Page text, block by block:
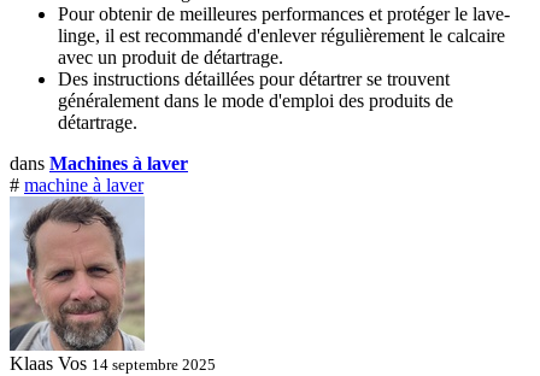
Pour obtenir de meilleures performances et protéger le lave-
linge, il est recommandé d'enlever régulièrement le calcaire
avec un produit de détartrage.
Des instructions détaillées pour détartrer se trouvent
généralement dans le mode d'emploi des produits de
détartrage.
dans Machines à laver
# machine à laver
Klaas Vos 14 septembre 2025